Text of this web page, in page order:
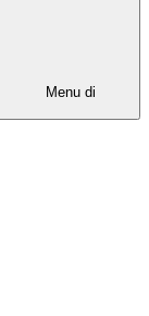
Menu di